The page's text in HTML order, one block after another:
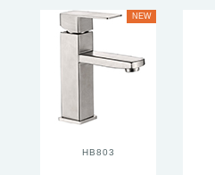
HB803
NEW